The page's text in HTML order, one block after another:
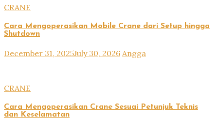
CRANE
Cara Mengoperasikan Mobile Crane dari Setup hingga
Shutdown
December 31, 2025July 30, 2026 Angga
CRANE
Cara Mengoperasikan Crane Sesuai Petunjuk Teknis
dan Keselamatan